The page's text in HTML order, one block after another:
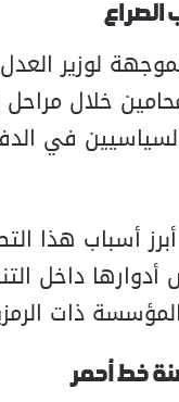
لوزير
خلال مراحل
في
أسباب هذا
داخل
ذات
خط أحمر